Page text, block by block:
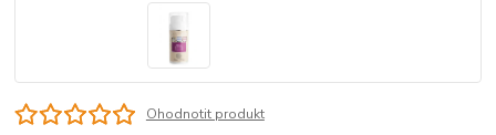
Ohodnotit produkt